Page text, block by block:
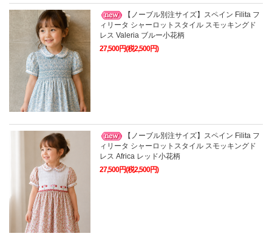
【ノーブル別注サイズ】スペイン Filita フ
ィリータ シャーロットスタイル スモッキングド
レス Valeria ブルー小花柄
27,500円(税2,500円)
【ノーブル別注サイズ】スペイン Filita フ
ィリータ シャーロットスタイル スモッキングド
レス Africa レッド小花柄
27,500円(税2,500円)